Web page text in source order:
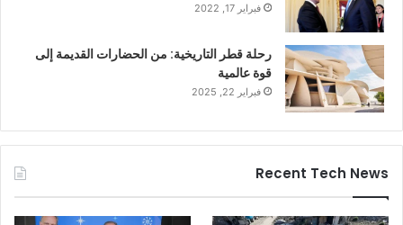
فبراير 17, 2022
رحلة قطر التاريخية: من الحضارات القديمة إلى
قوة عالمية
فبراير 22, 2025
Recent Tech News